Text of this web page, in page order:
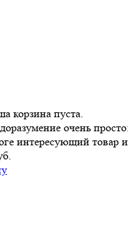
корзина пуста.
очень просто:
интересующий товар